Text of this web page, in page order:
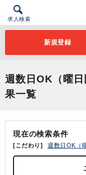
求人検索
新規登録
週数日OK（曜
果一覧
現在の検索条件
[こだわり] 週数日OK（